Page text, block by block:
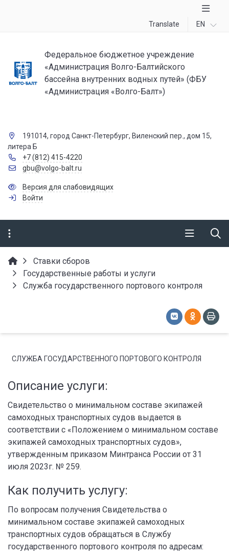
Translate EN
Федеральное бюджетное учреждение
«Администрация Волго-Балтийского
бассейна внутренних водных путей» (ФБУ
«Администрация «Волго-Балт»)
191014, город Санкт-Петербург, Виленский пер., дом 15,
литера Б
+7 (812) 415-4220
gbu@volgo-balt.ru
Версия для слабовидящих
Войти
Ставки сборов
Государственные работы и услуги
Служба государственного портового контроля
СЛУЖБА ГОСУДАРСТВЕННОГО ПОРТОВОГО КОНТРОЛЯ
Описание услуги:
Свидетельство о минимальном составе экипажей
самоходных транспортных судов выдается в
соответствии с «Положением о минимальном составе
экипажей самоходных транспортных судов»,
утвержденным приказом Минтранса России от 31
июля 2023г. № 259.
Как получить услугу:
По вопросам получения Свидетельства о
минимальном составе экипажей самоходных
транспортных судов обращаться в Службу
государственного портового контроля по адресам: